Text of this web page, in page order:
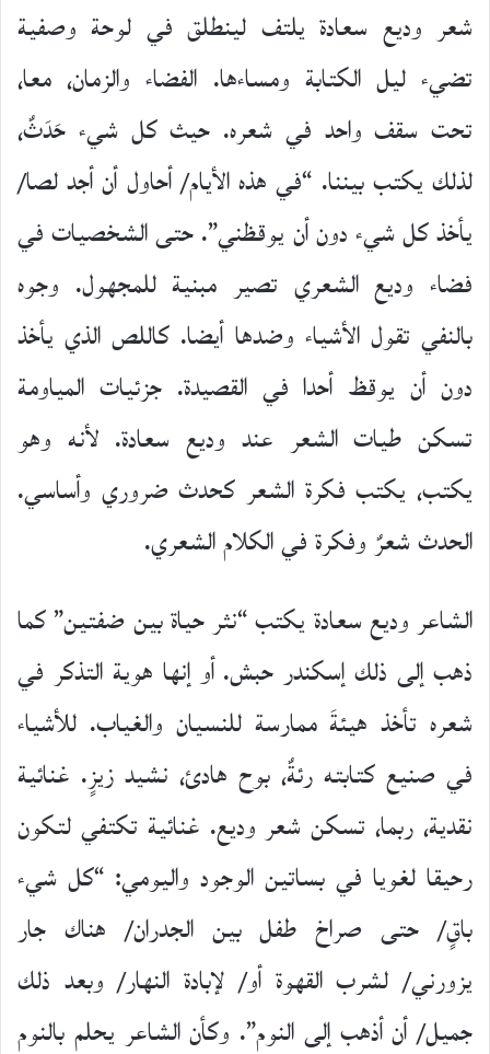
شعر وديع سعادة يلتف لينطلق في لوحة وصفية
تضيء ليل الكتابة ومساءها. الفضاء والزمان، معا،
تحت سقف واحد في شعره. حيث كل شيء حَدَثٌ،
لذلك يكتب بيننا. “في هذه الأيام/ أحاول أن أجد لصا/
يأخذ كل شيء دون أن يوقظني”. حتى الشخصيات في
فضاء وديع الشعري تصير مبنية للمجهول. وجوه
بالنفي تقول الأشياء وضدها أيضا. كاللص الذي يأخذ
دون أن يوقظ أحدا في القصيدة. جزئيات المياومة
تسكن طيات الشعر عند وديع سعادة. لأنه وهو
يكتب، يكتب فكرة الشعر كحدث ضروري وأساسي.
الحدث شعرٌ وفكرة في الكلام الشعري.
الشاعر وديع سعادة يكتب “نثر حياة بين ضفتين” كما
ذهب إلى ذلك إسكندر حبش. أو إنها هوية التذكر في
شعره تأخذ هيئةَ ممارسة للنسيان والغياب. للأشياء
في صنيع كتابته رئةٌ، بوح هادئ، نشيد زيزٍ. غنائية
نقدية، ربما، تسكن شعر وديع. غنائية تكتفي لتكون
رحيقا لغويا في بساتين الوجود واليومي: “كل شيء
باقٍ/ حتى صراخ طفل بين الجدران/ هناك جار
يزورني/ لشرب القهوة أو/ لإبادة النهار/ وبعد ذلك
جميل/ أن أذهب إلى النوم”. وكأن الشاعر يحلم بالنوم